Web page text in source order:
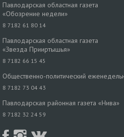
Павлодарская областная газета
«Обозрение недели»
8 7182 61 80 14
Павлодарская областная газета
«Звезда Прииртышья»
8 7182 66 15 45
Общественно-политический
8 7182 73 04 43
Павлодарская районная газета «Нива»
8 7182 32 24 59